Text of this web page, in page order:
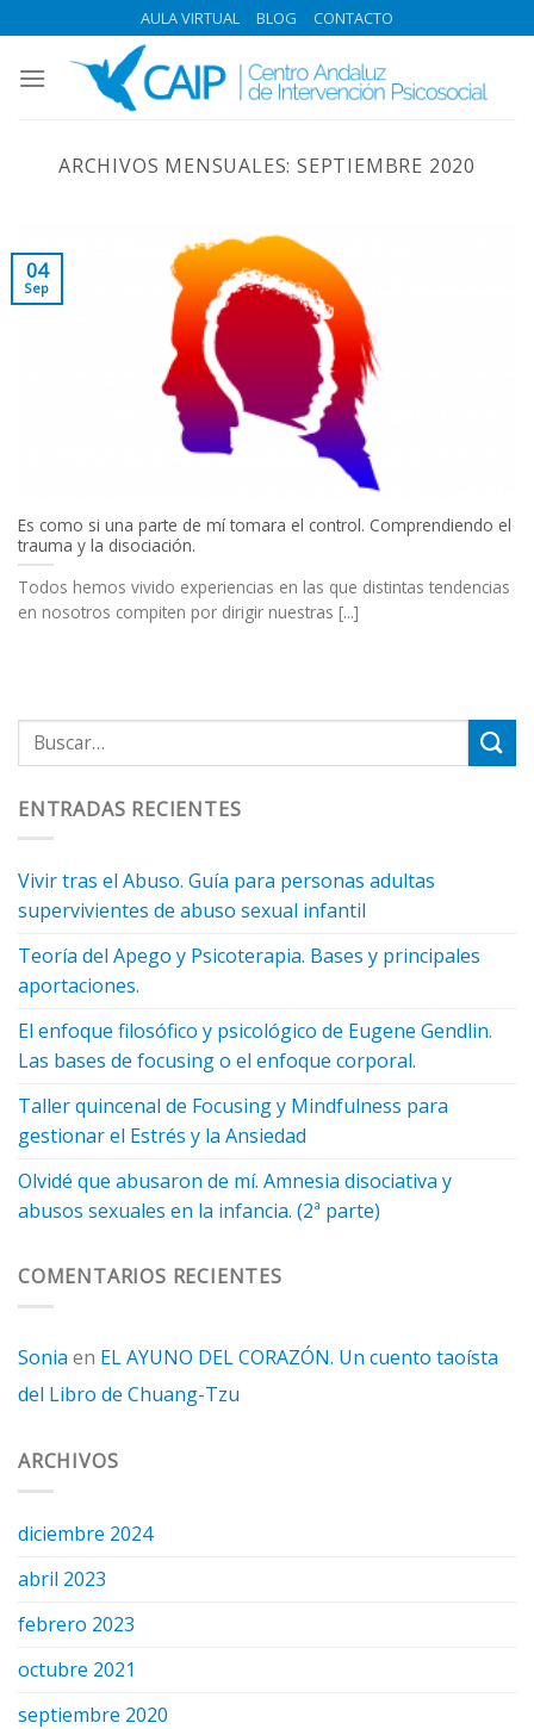
to
content
AULA VIRTUAL BLOG CONTACTO
ARCHIVOS MENSUALES: SEPTIEMBRE 2020
Es como si una parte de mí tomara el control. Comprendiendo el
trauma y la disociación.
Todos hemos vivido experiencias en las que distintas tendencias
en nosotros compiten por dirigir nuestras [...]
04
Sep
ENTRADAS RECIENTES
Vivir tras el Abuso. Guía para personas adultas
supervivientes de abuso sexual infantil
Teoría del Apego y Psicoterapia. Bases y principales
aportaciones.
El enfoque filosófico y psicológico de Eugene Gendlin.
Las bases de focusing o el enfoque corporal.
Taller quincenal de Focusing y Mindfulness para
gestionar el Estrés y la Ansiedad
Olvidé que abusaron de mí. Amnesia disociativa y
abusos sexuales en la infancia. (2ª parte)
COMENTARIOS RECIENTES
Sonia en EL AYUNO DEL CORAZÓN. Un cuento taoísta
del Libro de Chuang-Tzu
ARCHIVOS
diciembre 2024
abril 2023
febrero 2023
octubre 2021
septiembre 2020